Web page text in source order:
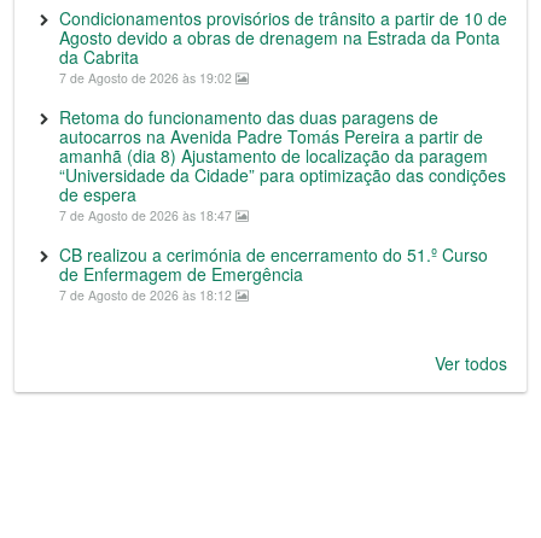
Condicionamentos provisórios de trânsito a partir de 10 de
Agosto devido a obras de drenagem na Estrada da Ponta
da Cabrita
7 de Agosto de 2026 às 19:02
Retoma do funcionamento das duas paragens de
autocarros na Avenida Padre Tomás Pereira a partir de
amanhã (dia 8) Ajustamento de localização da paragem
“Universidade da Cidade” para optimização das condições
de espera
7 de Agosto de 2026 às 18:47
CB realizou a cerimónia de encerramento do 51.º Curso
de Enfermagem de Emergência
7 de Agosto de 2026 às 18:12
Ver todos